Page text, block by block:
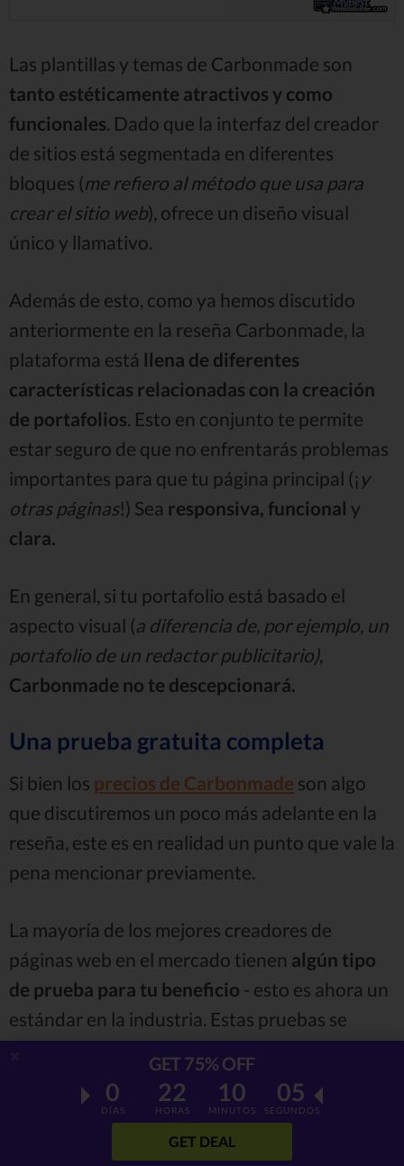
Las plantillas y temas de Carbonmade son
tanto estéticamente atractivos y como
funcionales. Dado que la interfaz del creador
de sitios está segmentada en diferentes
bloques (me refiero al método que usa para
crear el sitio web), ofrece un diseño visual
único y llamativo.
Además de esto, como ya hemos discutido
anteriormente en la reseña Carbonmade, la
plataforma está llena de diferentes
características relacionadas con la creación
de portafolios. Esto en conjunto te permite
estar seguro de que no enfrentarás problemas
importantes para que tu página principal (¡ y
otras páginas!) Sea responsiva, funcional y
clara.
En general, si tu portafolio está basado el
aspecto visual (a diferencia de, por ejemplo, un
portafolio de un redactor publicitario),
Carbonmade no te descepcionará.
Una prueba gratuita completa
Si bien los precios de Carbonmade son algo
que discutiremos un poco más adelante en la
reseña, este es en realidad un punto que vale la
pena mencionar previamente.
La mayoría de los mejores creadores de
páginas web en el mercado tienen algún tipo
de prueba para tu beneficio - esto es ahora un
estándar en la industria. Estas pruebas se
implementan para ayudarte a decidir si esa
herramienta específica es ideal para ti, sin
tener que hacer pagos por adelantado.
GET 75% OFF
0
DÍAS
22
HORAS
10
MINUTOS
04
SEGUNDOS
GET DEAL